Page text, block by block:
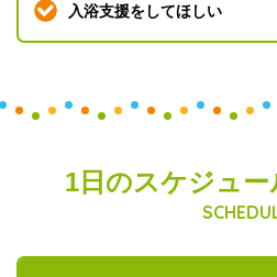
入浴支援をしてほしい
1日のスケジュー